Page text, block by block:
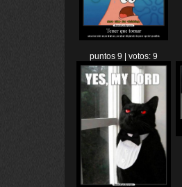
puntos 9 | votos: 9